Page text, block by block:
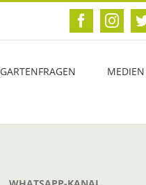
Facebook
GARTENFRAGEN MEDIEN